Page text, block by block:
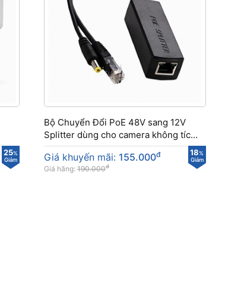
25%
Giảm
Bộ Chuyển Đổi PoE 48V sang 12V
Splitter dùng cho camera không tích
hợp PoE
18%
Giảm
Giá khuyến mãi: 155.000đ
Giá hãng: 190.000đ